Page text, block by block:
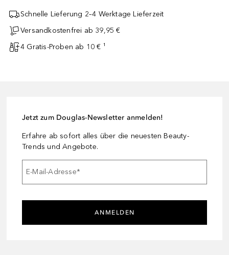
Schnelle Lieferung 2–4 Werktage Lieferzeit
Versandkostenfrei ab 39,95 €
4 Gratis-Proben ab 10 € ¹
Jetzt zum Douglas-Newsletter anmelden!
Erfahre ab sofort alles über die neuesten Beauty-
Trends und Angebote.
E-Mail-Adresse*
ANMELDEN